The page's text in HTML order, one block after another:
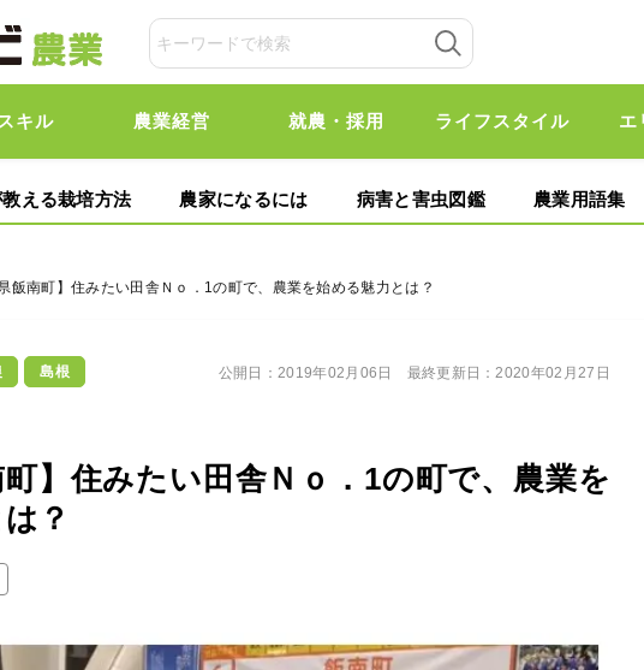
キル 農業経営 就農・採用 ライフスタイル エ
える栽培方法 農家になるには 病害と害虫図鑑 農業用語集
飯南町】住みたい田舎Ｎｏ．1の町で、農業を始める魅力とは？
島根
町】住みたい田舎Ｎｏ．1の町で、農業を
？
公開日：2019年02月06日 最終更新日：2020年02月27日